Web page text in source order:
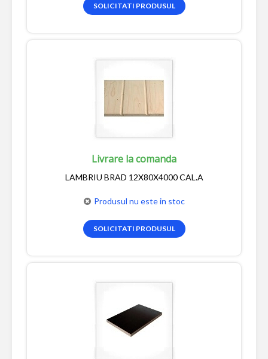
SOLICITATI PRODUSUL
Livrare la comanda
LAMBRIU BRAD 12X80X4000 CAL.A
Produsul nu este in stoc
SOLICITATI PRODUSUL